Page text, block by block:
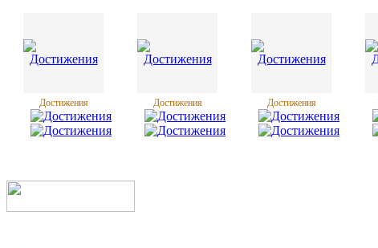
Достижения Достижения Достижения